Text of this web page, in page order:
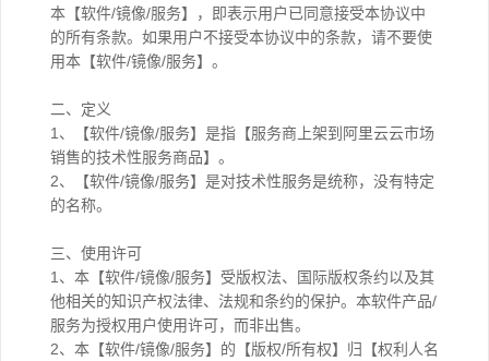
本【软件/镜像/服务】，即表示用户已同意接受本协议中
的所有条款。如果用户不接受本协议中的条款，请不要使
用本【软件/镜像/服务】。
二、定义
1、【软件/镜像/服务】是指【服务商上架到阿里云云市场
销售的技术性服务商品】。
2、【软件/镜像/服务】是对技术性服务是统称，没有特定
的名称。
三、使用许可
1、本【软件/镜像/服务】受版权法、国际版权条约以及其
他相关的知识产权法律、法规和条约的保护。本软件产品/
服务为授权用户使用许可，而非出售。
2、本【软件/镜像/服务】的【版权/所有权】归【权利人名